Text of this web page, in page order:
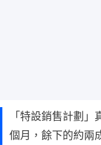
「特設銷售計劃
個月，餘下的約兩